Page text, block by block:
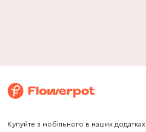
Купуйте з мобільного в наших додатках